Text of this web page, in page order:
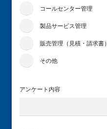
コールセンター管理
製品サービス管理
販売管理（見積・請求書）
その他
アンケート内容